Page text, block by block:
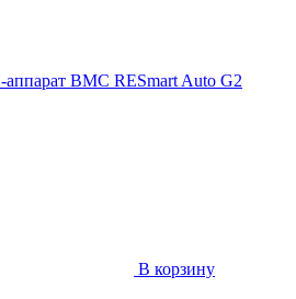
BMC RESmart Auto G2
В корзину